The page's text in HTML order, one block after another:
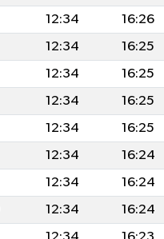
12:34 16:26
12:34 16:25
12:34 16:25
12:34 16:25
12:34 16:25
12:34 16:24
12:34 16:24
12:34 16:24